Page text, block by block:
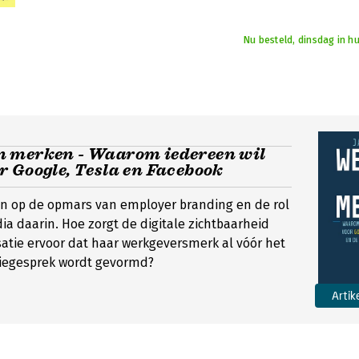
Nu besteld, dinsdag in
merken - Waarom iedereen wil
Google, Tesla en Facebook
op de opmars van employer branding en de rol
daarin. Hoe zorgt de digitale zichtbaarheid
ervoor dat haar werkgeversmerk al vóór het
wordt gevormd?